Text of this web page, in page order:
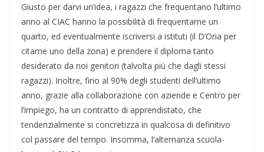
Giusto per darvi un’idea, i ragazzi che frequentano l’ultimo
anno al CIAC hanno la possibilità di frequentarne un
quarto, ed eventualmente iscriversi a istituti (il D’Oria per
citarne uno della zona) e prendere il diploma tanto
desiderato da noi genitori (talvolta più che dagli stessi
ragazzi). Inoltre, fino al 90% degli studenti dell’ultimo
anno, grazie alla collaborazione con aziende e Centro per
l’impiego, ha un contratto di apprendistato, che
tendenzialmente si concretizza in qualcosa di definitivo
col passare del tempo. Insomma, l’alternanza scuola-